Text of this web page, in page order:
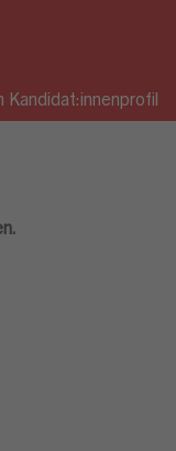
Kandidat:innenprofil